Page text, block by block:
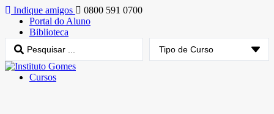
Indique amigos
0800 591 0700
Portal do Aluno
Biblioteca
Cursos